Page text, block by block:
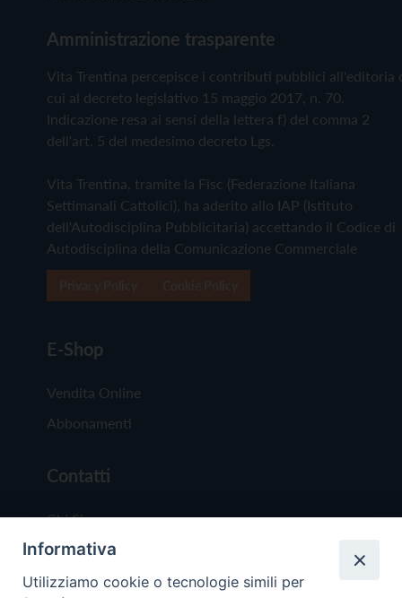
Amministrazione trasparente
Vita Trentina percepisce i contributi pubblici all'editoria
cui al decreto legislativo 15 maggio 2017, n. 70.
Indicazione resa ai sensi della lettera f) del comma 2
dell'art. 5 del medesimo decreto Lgs.
Vita Trentina, tramite la Fisc (Federazione Italiana
Settimanali Cattolici), ha aderito allo IAP (Istituto
dell'Autodisciplina Pubblicitaria) accettando il Codice di
Autodisciplina della Comunicazione Commerciale
E-Shop
Vendita Online
Abbonamenti
Contatti
Chi Siamo
Redazione
Scrivici
Informativa
Utilizziamo cookie o tecnologie simili per